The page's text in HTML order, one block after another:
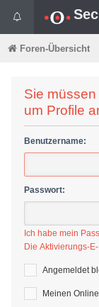
Foren-Übersicht
Sie
um Profile
Benutzername:
Passwort:
Ich habe mein
Die Aktivierungs-
Angemeldet
Meinen